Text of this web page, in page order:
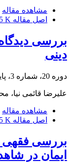
مشاهده مقاله
اصل مقاله K
بررسی
دینی
دوره 20، شماره 3، پاییز 1402، صفحه
علیرضا قائمی
مشاهده مقاله
اصل مقاله K
بررسی
ایمان در